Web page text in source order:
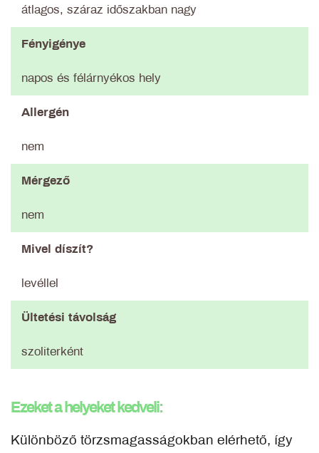
átlagos, száraz időszakban nagy
Fényigénye
napos és félárnyékos hely
Allergén
nem
Mérgező
nem
Mivel díszít?
levéllel
Ültetési távolság
szoliterként
Ezeket a helyeket kedveli:
Különböző törzsmagasságokban elérhető, így